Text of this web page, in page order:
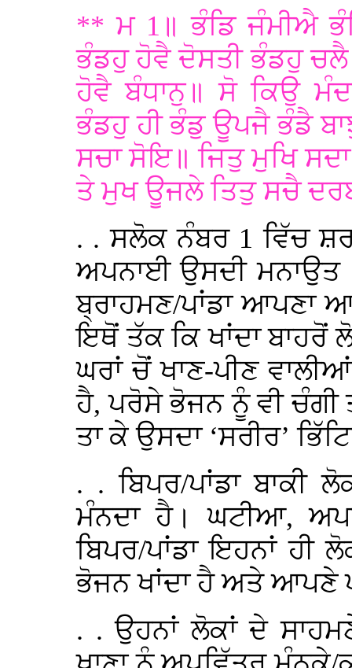
** ਮ 1॥ ਭੰਡਿ ਜੰਮੀਐ
ਭੰਡਹੁ ਹੋਵੈ ਦੋਸਤੀ ਭੰਡਹੁ
ਹੋਵੈ ਬੰਧਾਨੁ॥ ਸੋ ਕਿਉ
ਭੰਡਹੁ ਹੀ ਭੰਡੁ ਊਪਜੈ ਭੰਡੈ
ਸਚਾ ਸੋਇ॥ ਜਿਤੁ ਮੁਖਿ ਸਦਾ
ਤੇ ਮੁਖ ਊਜਲੇ ਤਿਤੁ ਸਚੈ
. . ਸਲੋਕ ਨੰਬਰ 1 ਵਿੱਚ
ਅਪਨਾਈ ਉਸਦੀ ਮਨਾਉਤ
ਬ੍ਰਾਹਮਣ/ਪਾਂਡਾ ਆਪਣਾ
ਇਥੋਂ ਤੱਕ ਕਿ ਖਾਂਦਾ ਬਾਹਰੋਂ
ਘਰਾਂ ਚੋਂ ਖਾਣ-ਪੀਣ
ਹੈ, ਪਰੋਸੇ ਭੋਜਨ ਨੂੰ ਵੀ ਚੰਗੀ
ਤਾ ਕੇ ਉਸਦਾ ‘ਸਰੀਰ’
. . ਬਿਪਰ/ਪਾਂਡਾ ਬਾਕੀ
ਮੰਨਦਾ ਹੈ। ਘਟੀਆ,
ਬਿਪਰ/ਪਾਂਡਾ ਇਹਨਾਂ ਹੀ
ਭੋਜਨ ਖਾਂਦਾ ਹੈ ਅਤੇ ਆਪਣੇ
. . ਉਹਨਾਂ ਲੋਕਾਂ ਦੇ